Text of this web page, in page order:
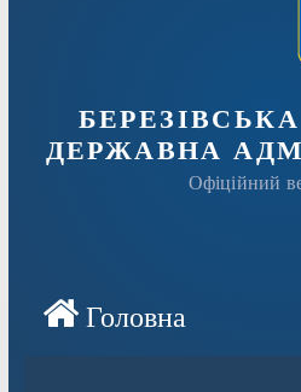
ДЕРЖАВНА
Офіційний